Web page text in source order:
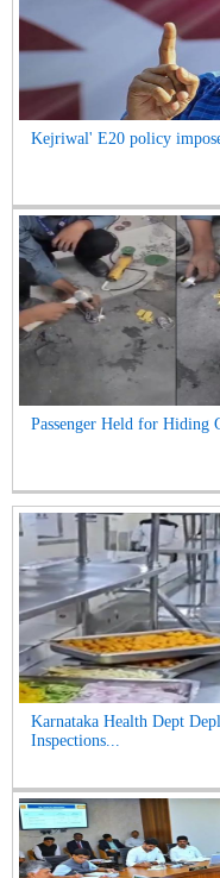
Kejriwal' E20 policy
Passenger Held for Hiding
Karnataka Health Dept
Inspections...